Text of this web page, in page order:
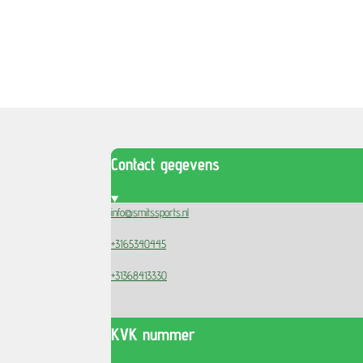
Contact gegevens
info@smitssports.nl
+3165340445
+31368413330
KVK nummer